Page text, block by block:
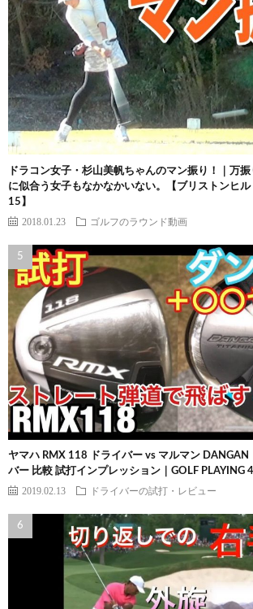
ドラコン女子・杉山美帆ちゃんのマン振り！｜万
に似合う女子もなかなかいない。【ブリストンヒ
15】
2018.01.23 ゴルフのラウンド動画
ヤマハ RMX 118 ドライバー vs マルマン DANGAN
バー 比較 試打インプレッション｜GOLF PLAYING 4
2019.02.13 ドライバーの試打・レビュー